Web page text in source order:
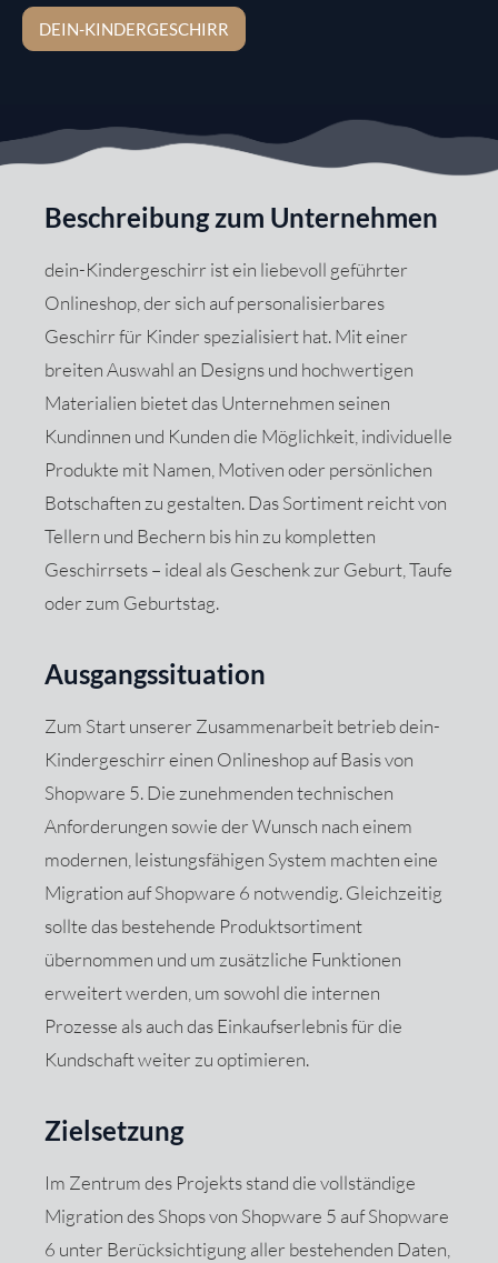
DEIN-KINDERGESCHIRR
Beschreibung zum Unternehmen
dein-Kindergeschirr ist ein liebevoll geführter
Onlineshop, der sich auf personalisierbares
Geschirr für Kinder spezialisiert hat. Mit einer
breiten Auswahl an Designs und hochwertigen
Materialien bietet das Unternehmen seinen
Kundinnen und Kunden die Möglichkeit, individuelle
Produkte mit Namen, Motiven oder persönlichen
Botschaften zu gestalten. Das Sortiment reicht von
Tellern und Bechern bis hin zu kompletten
Geschirrsets – ideal als Geschenk zur Geburt, Taufe
oder zum Geburtstag.
Ausgangssituation
Zum Start unserer Zusammenarbeit betrieb dein-
Kindergeschirr einen Onlineshop auf Basis von
Shopware 5. Die zunehmenden technischen
Anforderungen sowie der Wunsch nach einem
modernen, leistungsfähigen System machten eine
Migration auf Shopware 6 notwendig. Gleichzeitig
sollte das bestehende Produktsortiment
übernommen und um zusätzliche Funktionen
erweitert werden, um sowohl die internen
Prozesse als auch das Einkaufserlebnis für die
Kundschaft weiter zu optimieren.
Zielsetzung
Im Zentrum des Projekts stand die vollständige
Migration des Shops von Shopware 5 auf Shopware
6 unter Berücksichtigung aller bestehenden Daten,